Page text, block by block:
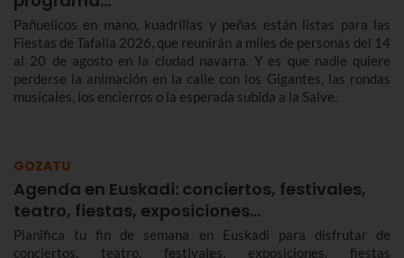
Pañuelicos en mano, kuadrillas y peñas están listas para las
Fiestas de Tafalla 2026, que reunirán a miles de personas del 14
al 20 de agosto en la ciudad navarra. Y es que nadie quiere
perderse la animación en la calle con los Gigantes, las rondas
musicales, los encierros o la esperada subida a la Salve.
GOZATU
Agenda en Euskadi: conciertos, festivales,
teatro, fiestas, exposiciones…
Planifica tu fin de semana en Euskadi para disfrutar de
conciertos, teatro, festivales, exposiciones, fiestas